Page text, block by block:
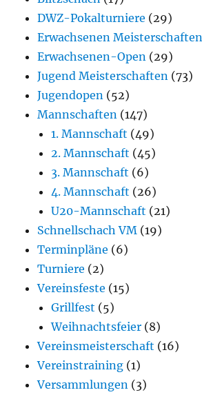
DWZ-Pokalturniere (29)
Erwachsenen Meisterschaften
Erwachsenen-Open (29)
Jugend Meisterschaften (73)
Jugendopen (52)
Mannschaften (147)
1. Mannschaft (49)
2. Mannschaft (45)
3. Mannschaft (6)
4. Mannschaft (26)
U20-Mannschaft (21)
Schnellschach VM (19)
Terminpläne (6)
Turniere (2)
Vereinsfeste (15)
Grillfest (5)
Weihnachtsfeier (8)
Vereinsmeisterschaft (16)
Vereinstraining (1)
Versammlungen (3)